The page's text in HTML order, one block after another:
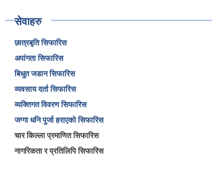
सेवाहरु
छात्रबृति सिफारिस
अपांगता सिफारिस
बिधुत जडान सिफारिस
व्यवसाय दर्ता सिफारिस
व्यक्तिगत विवरण सिफारिस
जग्गा धनि पुर्जा हराएको सिफारिस
चार किल्ला प्रमाणित सिफारिस
नागरिकता र प्रतिलिपि सिफारिस